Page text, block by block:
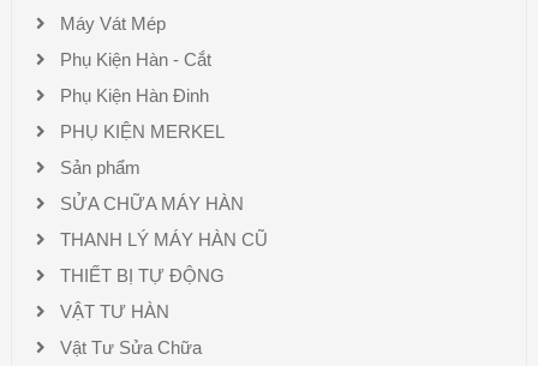
Máy Vát Mép
Phụ Kiện Hàn - Cắt
Phụ Kiện Hàn Đinh
PHỤ KIỆN MERKEL
Sản phẩm
SỬA CHỮA MÁY HÀN
THANH LÝ MÁY HÀN CŨ
THIẾT BỊ TỰ ĐỘNG
VẬT TƯ HÀN
Vật Tư Sửa Chữa